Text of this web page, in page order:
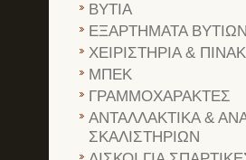
ΒΥΤΙΑ
ΕΞΑΡΤΗΜΑΤΑ ΒΥΤΙΩΝ
ΧΕΙΡΙΣΤΗΡΙΑ &
ΜΠΕΚ
ΓΡΑΜΜΟΧΑΡΑΚΤΕΣ
ΑΝΤΑΛΛΑΚΤΙΚΑ &
ΣΚΑΛΙΣΤΗΡΙΩΝ